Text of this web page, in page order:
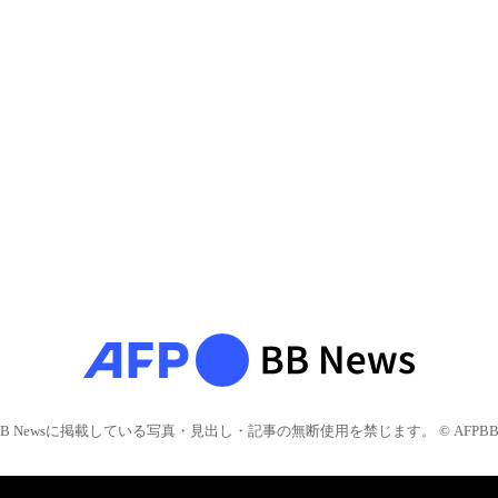
Newsに掲載している写真・見出し・記事の無断使用を禁じます。 © AFPBB